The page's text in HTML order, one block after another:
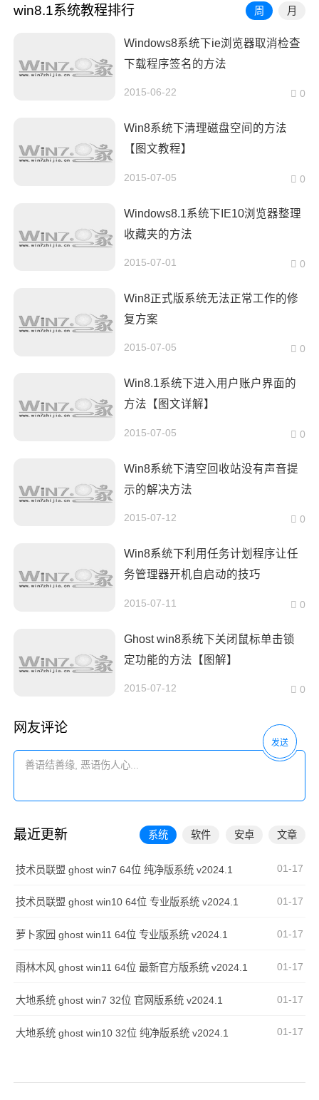
win8.1系统教程排行 周 月
Windows8系统下ie浏览器取消检查
下载程序签名的方法
2015-06-22 0
Win8系统下清理磁盘空间的方法
【图文教程】
2015-07-05 0
Windows8.1系统下IE10浏览器整理
收藏夹的方法
2015-07-01 0
Win8正式版系统无法正常工作的修
复方案
2015-07-05 0
Win8.1系统下进入用户账户界面的
方法【图文详解】
2015-07-05 0
Win8系统下清空回收站没有声音提
示的解决方法
2015-07-12 0
Win8系统下利用任务计划程序让任
务管理器开机自启动的技巧
2015-07-11 0
Ghost win8系统下关闭鼠标单击锁
定功能的方法【图解】
2015-07-12 0
网友评论
发送
最近更新 系统 软件 安卓 文章
技术员联盟 ghost win7 64位 纯净版系统 v2024.1 01-17
技术员联盟 ghost win10 64位 专业版系统 v2024.1 01-17
萝卜家园 ghost win11 64位 专业版系统 v2024.1 01-17
雨林木风 ghost win11 64位 最新官方版系统 v2024.1 01-17
大地系统 ghost win7 32位 官网版系统 v2024.1 01-17
大地系统 ghost win10 32位 纯净版系统 v2024.1 01-17